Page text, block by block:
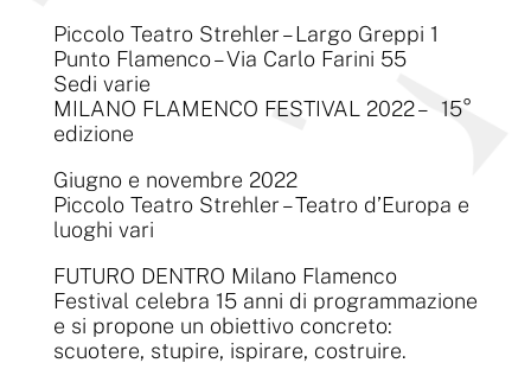
Piccolo Teatro Strehler – Largo Greppi 1
Punto Flamenco – Via Carlo Farini 55
Sedi varie
MILANO FLAMENCO FESTIVAL 2022 – 15°
edizione
Giugno e novembre 2022
Piccolo Teatro Strehler – Teatro d’Europa e
luoghi vari
FUTURO DENTRO Milano Flamenco
Festival celebra 15 anni di programmazione
e si propone un obiettivo concreto:
scuotere, stupire, ispirare, costruire.